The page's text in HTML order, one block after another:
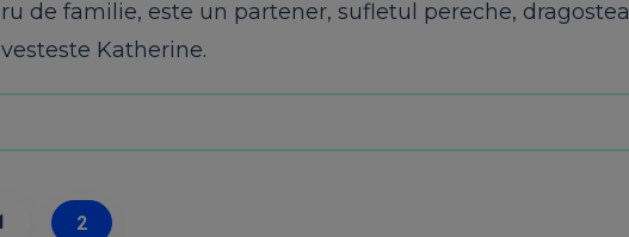
de familie, este un partener, sufletul pereche,
Katherine.
2